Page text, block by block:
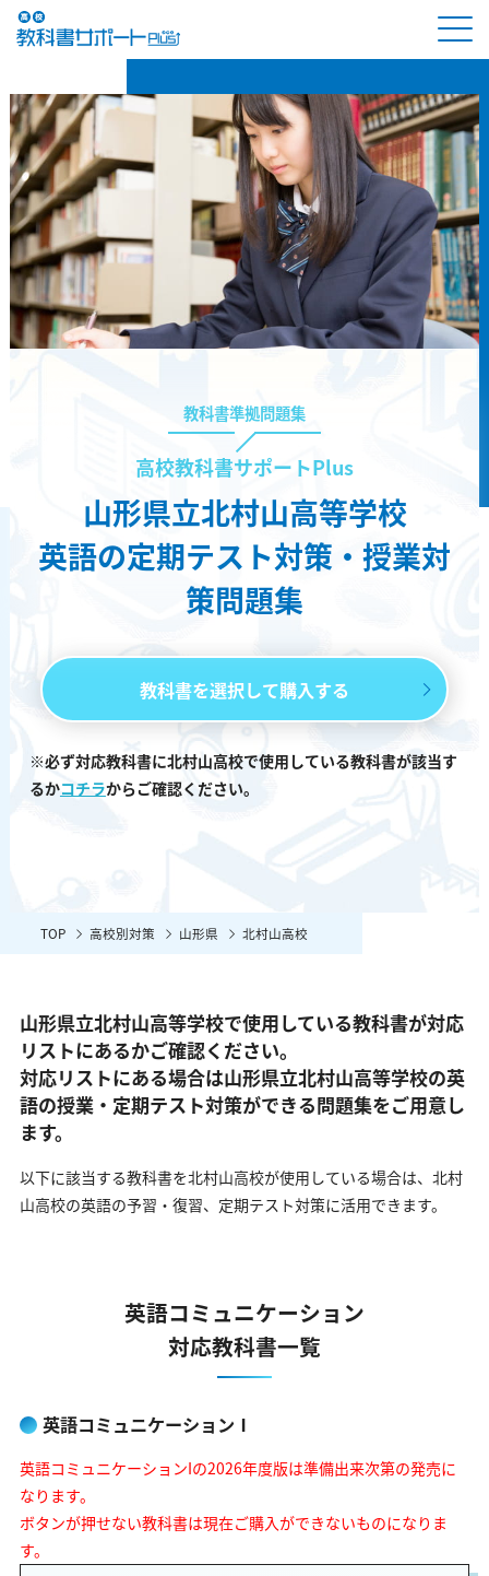
教科書準拠問題集
高校教科書サポートPlus
山形県立北村山高等学校
英語の定期テスト対策・授業対
策問題集
教科書を選択して購入する
※必ず対応教科書に北村山高校で使用している教科書が該当す
るかコチラからご確認ください。
TOP 高校別対策 山形県 北村山高校
山形県立北村山高等学校で使用している教科書が対応
リストにあるかご確認ください。
対応リストにある場合は山形県立北村山高等学校の英
語の授業・定期テスト対策ができる問題集をご用意し
ます。
以下に該当する教科書を北村山高校が使用している場合は、 北村
山高校の英語の予習・復習、定期テスト対策に活用できます。
英語コミュニケーション
対応教科書一覧
英語コミュニケーションⅠ
英語コミュニケーションIの2026年度版は準備出来次第の発売に
なります。
ボタンが押せない教科書は現在ご購入ができないものになりま
す。